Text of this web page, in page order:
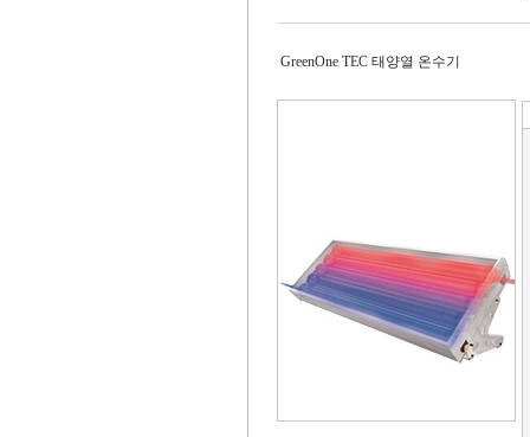
GreenOne TEC 태양열 온수기